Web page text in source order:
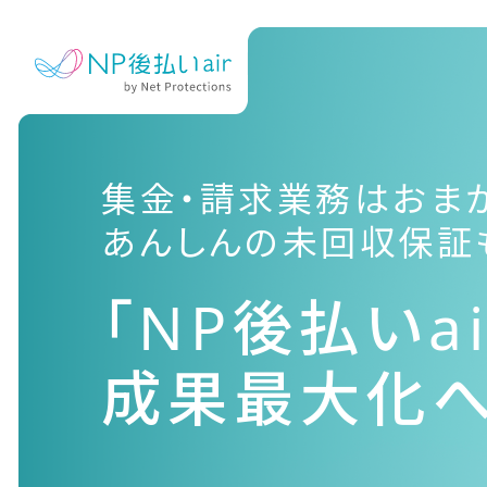
集金・請求業務はおま
あんしんの未回収保証
「NP後払い
成果最大化